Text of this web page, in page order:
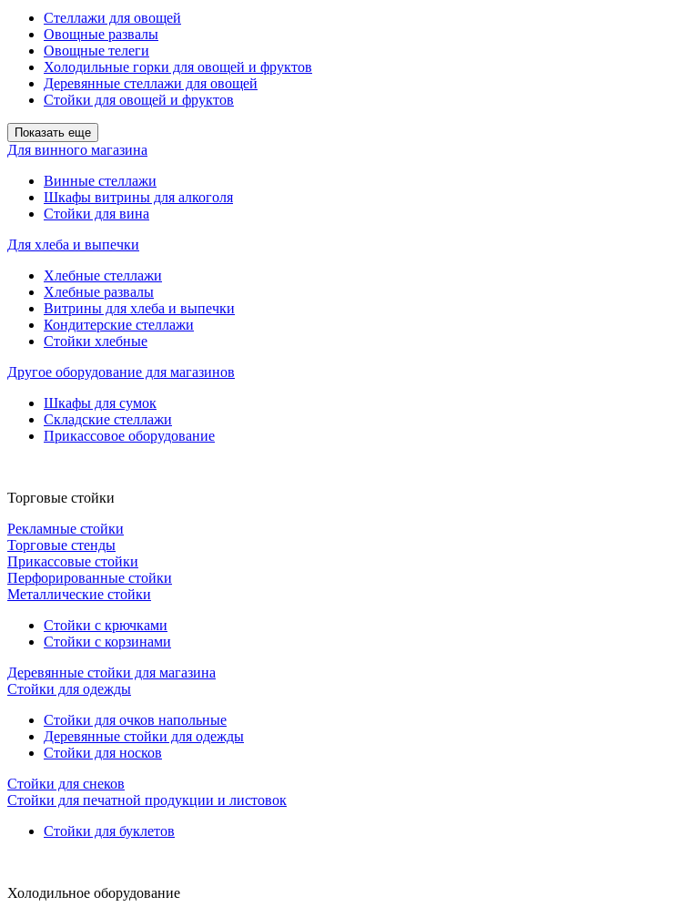
Стеллажи для овощей
Овощные развалы
Овощные телеги
Холодильные горки для овощей и фруктов
Деревянные стеллажи для овощей
Стойки для овощей и фруктов
Показать еще
Для винного магазина
Винные стеллажи
Шкафы витрины для алкоголя
Стойки для вина
Для хлеба и выпечки
Хлебные стеллажи
Хлебные развалы
Витрины для хлеба и выпечки
Кондитерские стеллажи
Стойки хлебные
Другое оборудование для магазинов
Шкафы для сумок
Складские стеллажи
Прикассовое оборудование
Торговые стойки
Рекламные стойки
Торговые стенды
Прикассовые стойки
Перфорированные стойки
Металлические стойки
Стойки с крючками
Стойки с корзинами
Деревянные стойки для магазина
Стойки для одежды
Стойки для очков напольные
Деревянные стойки для одежды
Стойки для носков
Стойки для снеков
Стойки для печатной продукции и листовок
Стойки для буклетов
Холодильное оборудование